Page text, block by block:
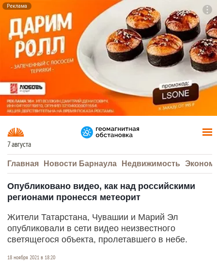
Реклама
7 августа
Главная Новости Барнаула Недвижимость
Опубликовано видео, как над российскими
регионами пронесся метеорит
Жители Татарстана, Чувашии и Марий Эл
опубликовали в сети видео неизвестного
светящегося объекта, пролетавшего в небе.
18 ноября 2021 в 18:20